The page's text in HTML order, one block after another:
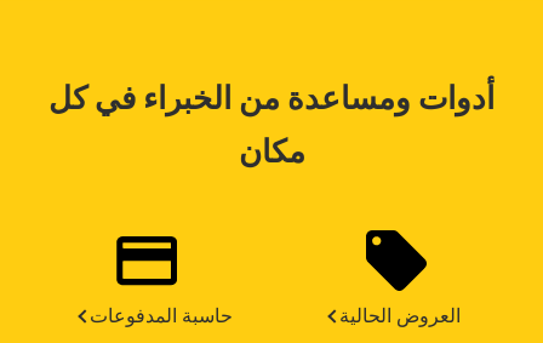
أدوات ومساعدة من الخبراء في كل
مكان
حاسبة المدفوعات العروض الحالية